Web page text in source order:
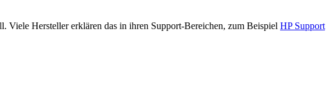
Hersteller erklären das in ihren Support-Bereichen, zum Beispiel HP Support